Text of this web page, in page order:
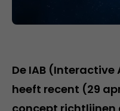
De IAB
heeft recent (29